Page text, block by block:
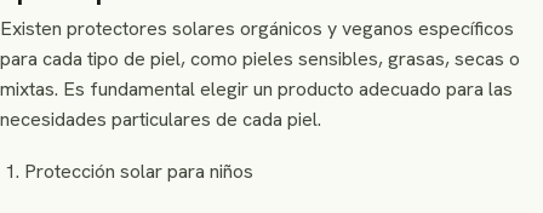
Existen protectores solares orgánicos y veganos específicos
para cada tipo de piel, como pieles sensibles, grasas, secas o
mixtas. Es fundamental elegir un producto adecuado para las
necesidades particulares de cada piel.
Protección solar para niños